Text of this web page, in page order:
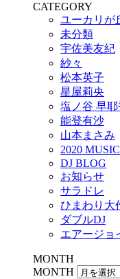
CATEGORY
ユーカリが
未分類
宇佐美友紀
紗々
松本英子
星屋莉央
塩ノ谷 早耶
能登有沙
山本まさみ
2020
DJ BLOG
お知らせ
サラドレ
ひまわり大
ダブルDJ
エアージョ
MONTH
MONTH